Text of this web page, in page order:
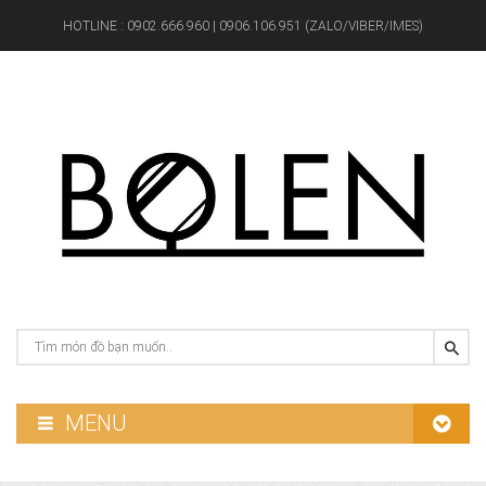
HOTLINE : 0902.666.960 | 0906.106.951 (ZALO/VIBER/IMES)
MENU